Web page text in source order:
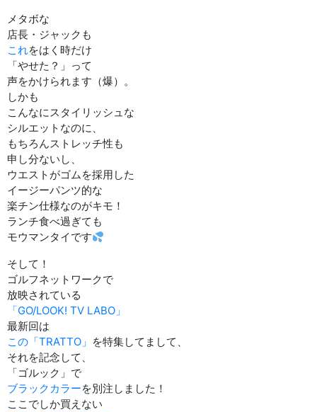
メタボな
店長・ジャックも
これをはく時だけ
「やせた？」って
声をかけられます（爆）。
しかも
こんなにスタイリッシュな
シルエットなのに、
もちろんストレッチ性も
申し分ないし、
ウエストがゴムを採用した
イージーパンツ的な
楽チン仕様なのがキモ！
ランチ食べ過ぎても
モウマンタイです
そして！
ゴルフネットワークで
放映されている
「GO/LOOK! TV LABO」
最新回は
この「TRATTO」 を特集してまして、
それを記念して、
「ゴルック」で
ブラックカラーを別注しました！
ここでしか買えない